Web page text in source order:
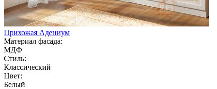
Прихожая Адениум
Материал фасада:
МДФ
Стиль:
Классический
Цвет:
Белый